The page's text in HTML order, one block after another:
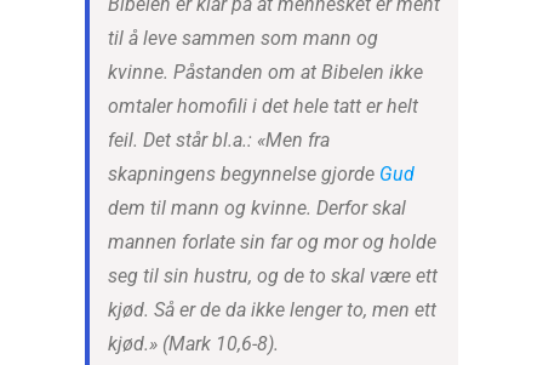
Bibelen er klar på at mennesket er ment
til å leve sammen som mann og
kvinne. Påstanden om at Bibelen ikke
omtaler homofili i det hele tatt er helt
feil. Det står bl.a.: «Men fra
skapningens begynnelse gjorde Gud
dem til mann og kvinne. Derfor skal
mannen forlate sin far og mor og holde
seg til sin hustru, og de to skal være ett
kjød. Så er de da ikke lenger to, men ett
kjød.» (Mark 10,6-8).